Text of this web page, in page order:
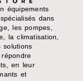
équipements
dans
les pompes,
la climatisation,
solutions
en leur
et